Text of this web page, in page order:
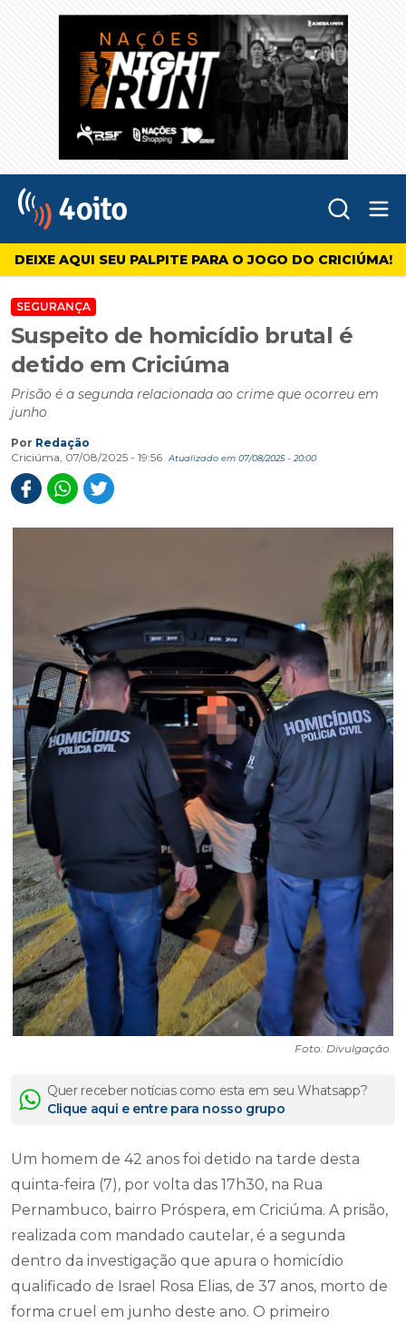
4oito
DEIXE AQUI SEU PALPITE PARA O JOGO DO CRICIÚMA!
SEGURANÇA
Suspeito de homicídio brutal é
detido em Criciúma
Prisão é a segunda relacionada ao crime que ocorreu em
junho
Por Redação
Criciúma, 07/08/2025 - 19:56
Atualizado em 07/08/2025 - 20:00
Foto: Divulgação
Quer receber notícias como esta em seu Whatsapp?
Clique aqui e entre para nosso grupo
Um homem de 42 anos foi detido na tarde desta
quinta-feira (7), por volta das 17h30, na Rua
Pernambuco, bairro Próspera, em Criciúma. A prisão,
realizada com mandado cautelar, é a segunda
dentro da investigação que apura o homicídio
qualificado de Israel Rosa Elias, de 37 anos, morto de
forma cruel em junho deste ano. O primeiro